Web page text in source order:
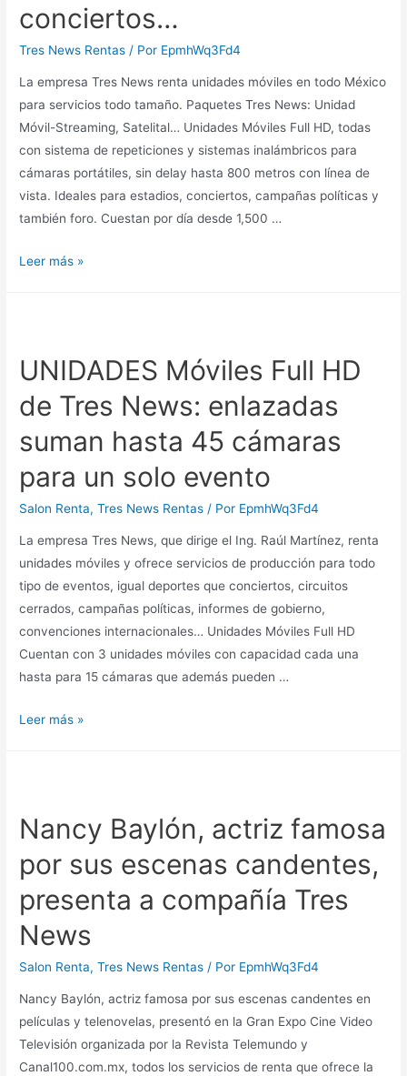
conciertos…
Tres News Rentas / Por EpmhWq3Fd4
La empresa Tres News renta unidades móviles en todo México
para servicios todo tamaño. Paquetes Tres News: Unidad
Móvil-Streaming, Satelital… Unidades Móviles Full HD, todas
con sistema de repeticiones y sistemas inalámbricos para
cámaras portátiles, sin delay hasta 800 metros con línea de
vista. Ideales para estadios, conciertos, campañas políticas y
también foro. Cuestan por día desde 1,500 …
TRES
con
transmisión
por
streaming,
o
microondas
para
deportes,
campañas
políticas,
conciertos…
Leer más »
UNIDADES Móviles Full HD
de Tres News: enlazadas
suman hasta 45 cámaras
para un solo evento
Salon Renta,Tres News Rentas / Por EpmhWq3Fd4
La empresa Tres News, que dirige el Ing. Raúl Martínez, renta
unidades móviles y ofrece servicios de producción para todo
tipo de eventos, igual deportes que conciertos, circuitos
cerrados, campañas políticas, informes de gobierno,
convenciones internacionales… Unidades Móviles Full HD
Cuentan con 3 unidades móviles con capacidad cada una
hasta para 15 cámaras que además pueden …
UNIDADES
Tres
News:
enlazadas
suman
hasta
45
cámaras
para
solo
evento
Leer más »
Nancy Baylón, actriz famosa
por sus escenas candentes,
presenta a compañía Tres
News
Salon Renta,Tres News Rentas / Por EpmhWq3Fd4
Nancy Baylón, actriz famosa por sus escenas candentes en
películas y telenovelas, presentó en la Gran Expo Cine Video
Televisión organizada por la Revista Telemundo y
Canal100.com.mx, todos los servicios de renta que ofrece la